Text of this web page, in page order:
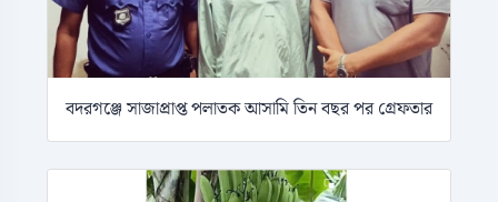
বদরগঞ্জে সাজাপ্রাপ্ত পলাতক আসামি তিন বছর পর গ্রেফতার